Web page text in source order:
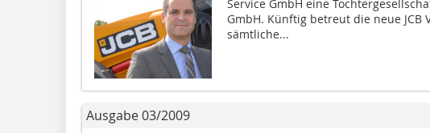
Service GmbH eine
GmbH. Künftig betreut die neue JCB
sämtliche...
Ausgabe 03/2009